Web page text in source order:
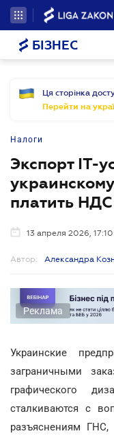
БІЗНЕС
Ця сторінка
Перейти на
Налоги
Экспорт ІТ-
платить НДС
13 апреля 2026, 17:10
Автор: Александра
Реклама
Украинские
заграничными
графического
сталкиваются с
разъяснениям